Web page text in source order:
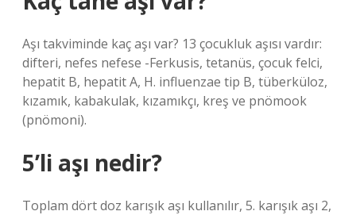
Aşı takviminde kaç aşı var? 13 çocukluk aşısı vardır:
difteri, nefes nefese -Ferkusis, tetanüs, çocuk felci,
hepatit B, hepatit A, H. influenzae tip B, tüberküloz,
kızamık, kabakulak, kızamıkçı, kreş ve pnömook
(pnömoni).
5’li aşı nedir?
Toplam dört doz karışık aşı kullanılır, 5. karışık aşı 2,